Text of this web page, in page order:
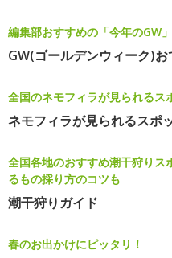
編集部おすすめの「今年のGW
GW(ゴールデンウィーク)
全国のネモフィラが見られるス
ネモフィラが見られるスポ
全国各地のおすすめ潮干狩りス
るもの採り方のコツも
潮干狩りガイド
春のお出かけにピッタリ！